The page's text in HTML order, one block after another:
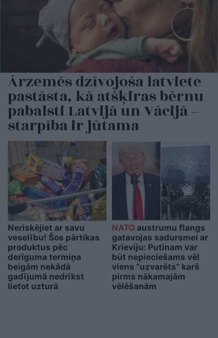
Ārzemēs dzīvojoša latviete
pastāsta, kā atšķiras bērnu
pabalsti Latvijā un Vācijā –
starpība ir jūtama
Neriskējiet ar savu
veselību! Šos pārtikas
produktus pēc
derīguma termiņa
beigām nekādā
gadījumā nedrīkst
lietot uzturā
NATO austrumu flangs
gatavojas sadursmei ar
Krieviju: Putinam var
būt nepieciešams vēl
viens “uzvarēts” karš
pirms nākamajām
vēlēšanām